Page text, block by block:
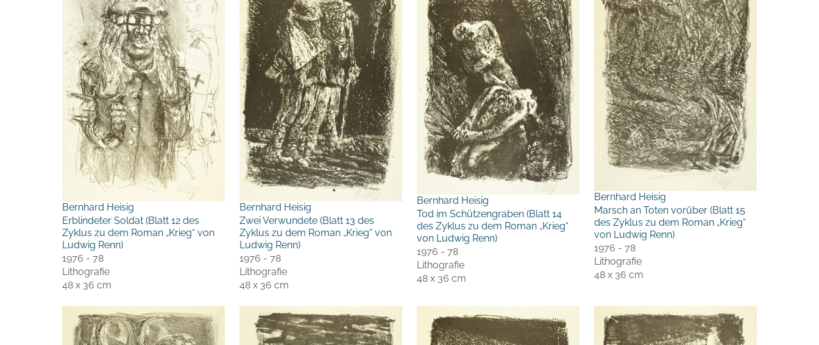
Bernhard Heisig
Erblindeter Soldat (Blatt 12 des
Zyklus zu dem Roman „Krieg“ von
Ludwig Renn)
1976 - 78
Lithografie
48 x 36 cm
Bernhard Heisig
Zwei Verwundete (Blatt 13 des
Zyklus zu dem Roman „Krieg“ von
Ludwig Renn)
1976 - 78
Lithografie
48 x 36 cm
Bernhard Heisig
Tod im Schützengraben (Blatt 14
des Zyklus zu dem Roman „Krieg“
von Ludwig Renn)
1976 - 78
Lithografie
48 x 36 cm
Bernhard Heisig
Marsch an Toten vorüber (Blatt 15
des Zyklus zu dem Roman „Krieg“
von Ludwig Renn)
1976 - 78
Lithografie
48 x 36 cm